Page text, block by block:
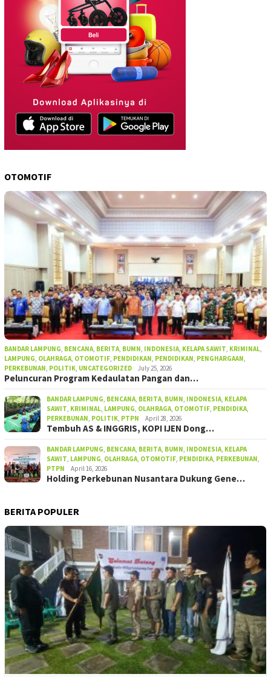
OTOMOTIF
BANDAR LAMPUNG BENCANA BERITA BUMN INDONESIA KELAPA SAWIT KRIMINAL
LAMPUNG OLAHRAGA OTOMOTIF PENDIDIKAN PENDIDIKAN PENGHARGAAN
PERKEBUNAN POLITIK UNCATEGORIZED July 25, 2026
Peluncuran Program Kedaulatan Pangan dan…
BANDAR LAMPUNG BENCANA BERITA BUMN INDONESIA KELAPA
SAWIT KRIMINAL LAMPUNG OLAHRAGA OTOMOTIF PENDIDIKA
PERKEBUNAN POLITIK PTPN April 28, 2026
Tembuh AS & INGGRIS, KOPI IJEN Dong…
BANDAR LAMPUNG BENCANA BERITA BUMN INDONESIA KELAPA
SAWIT LAMPUNG OLAHRAGA OTOMOTIF PENDIDIKA PERKEBUNAN
PTPN
April 16, 2026
Holding Perkebunan Nusantara Dukung Gene…
BERITA POPULER